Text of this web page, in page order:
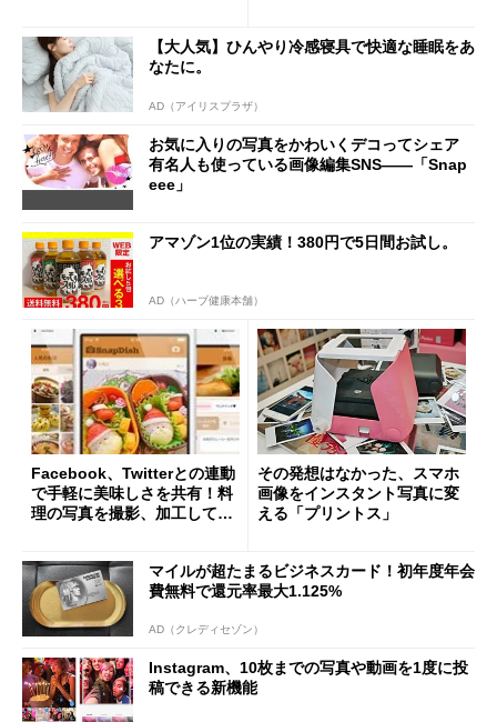
【大人気】ひんやり冷感寝具で快適な睡眠をあ
なたに。
AD（アイリスプラザ）
お気に入りの写真をかわいくデコってシェア
有名人も使っている画像編集SNS――「Snap
eee」
アマゾン1位の実績！380円で5日間お試し。
AD（ハーブ健康本舗）
Facebook、Twitterとの連動
で手軽に美味しさを共有！料
理の写真を撮影、加工して簡
その発想はなかった、スマホ
画像をインスタント写真に変
える「プリントス」
マイルが超たまるビジネスカード！初年度年会
費無料で還元率最大1.125%
AD（クレディセゾン）
Instagram、10枚までの写真や動画を1度に投
稿できる新機能